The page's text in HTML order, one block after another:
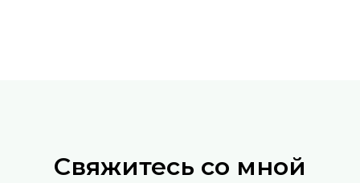
Свяжитесь со мной